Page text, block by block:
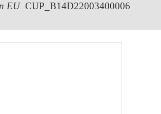
EU CUP_B14D22003400006